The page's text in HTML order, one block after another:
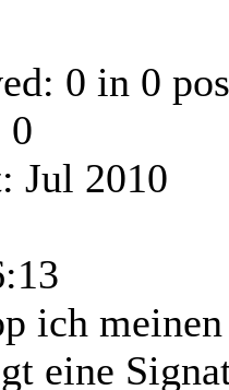
0 in 0
0
Jul 2010
ich
eine